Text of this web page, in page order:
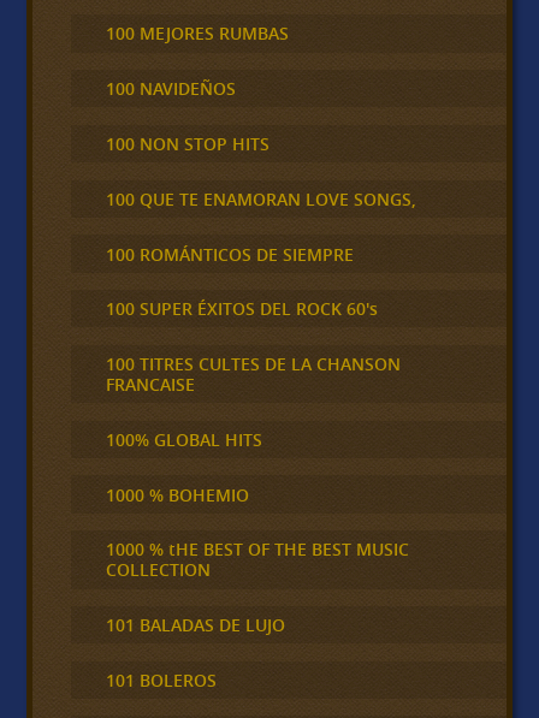
100 MEJORES RUMBAS
100 NAVIDEÑOS
100 NON STOP HITS
100 QUE TE ENAMORAN LOVE SONGS,
100 ROMÁNTICOS DE SIEMPRE
100 SUPER ÉXITOS DEL ROCK 60's
100 TITRES CULTES DE LA CHANSON
FRANCAISE
100% GLOBAL HITS
1000 % BOHEMIO
1000 % tHE BEST OF THE BEST MUSIC
COLLECTION
101 BALADAS DE LUJO
101 BOLEROS